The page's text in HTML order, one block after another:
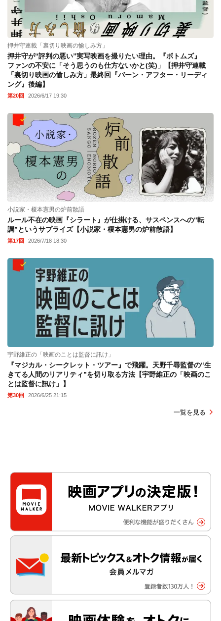
押井守連載「裏切り映画の愉しみ方」
押井守が“評判の悪い”実写映画を撮りたい理由。『ボトムズ』
ファンの不安に「そう思うのも仕方ないかと(笑)」【押井守連載
「裏切り映画の愉しみ方」最終回『バーン・アフター・リーディ
ング』後編】
第20回 2026/6/17 19:30
小説家・榎本憲男の炉前散語
ルール不在の映画『シラート』が仕掛ける、サスペンスへの“転
調”というサプライズ【小説家・榎本憲男の炉前散語】
第17回 2026/7/18 18:30
宇野維正の「映画のことは監督に訊け」
『マジカル・シークレット・ツアー』で飛躍。天野千尋監督の“生
きてる人間のリアリティ”を切り取る方法【宇野維正の「映画のこ
とは監督に訊け」】
第30回 2026/6/25 21:15
一覧を見る